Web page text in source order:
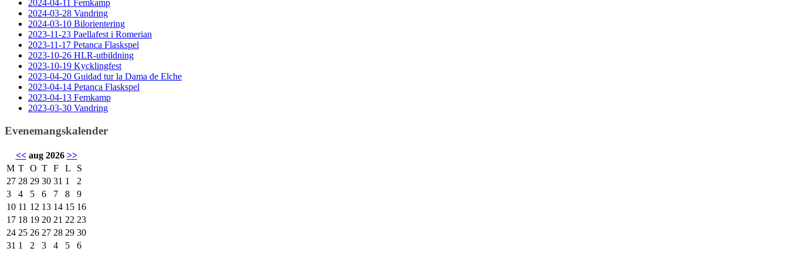
2024-04-11 Femkamp
2024-03-28 Vandring
2024-03-10 Bilorientering
2023-11-23 Paellafest i Romerian
2023-11-17 Petanca Flaskspel
2023-10-26 HLR-utbildning
2023-10-19 Kycklingfest
2023-04-20 Guidad tur la Dama de Elche
2023-04-14 Petanca Flaskspel
2023-04-13 Femkamp
2023-03-30 Vandring
Evenemangskalender
<<aug 2026 >>
M T O T F L
S
27 28 29 30 31 1
2
3
4 5 6 7 8
9
10 11 12 13 14 15 16
17 18 19 20 21 22 23
24 25 26 27 28 29 30
31 1 2 3 4 5 6